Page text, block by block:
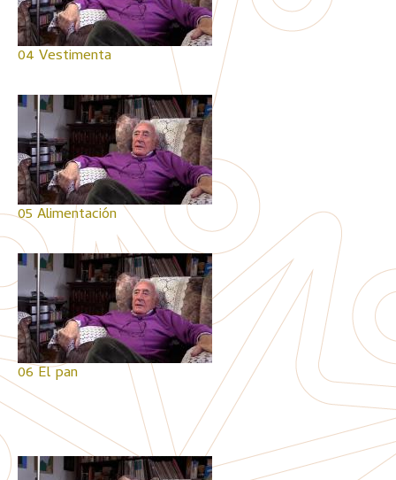
04 Vestimenta
05 Alimentación
06 El pan